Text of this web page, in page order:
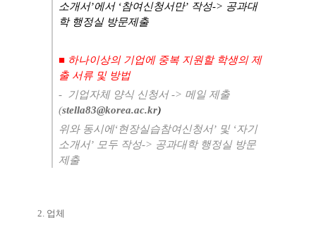
소개서’에서 ‘참여신청서만’ 작성-> 공과대
학 행정실 방문제출
■ 하나이상의 기업에 중복 지원할 학생의 제
출 서류 및 방법
- 기업자체 양식 신청서-> 메일 제출
(stella83@korea.ac.kr)
위와 동시에‘현장실습참여신청서’ 및 ‘자기
소개서’ 모두 작성-> 공과대학 행정실 방문
제출
2. 업체